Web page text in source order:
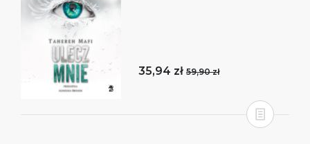
35,94 zł 59,90 zł